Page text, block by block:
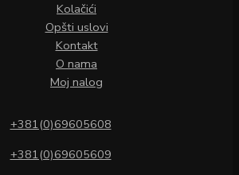
Kolačići
Opšti uslovi
Kontakt
O nama
Moj nalog
+381(0)69605608
+381(0)69605609